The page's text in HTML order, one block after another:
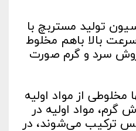
تولید مستربچ با
بالا باهم مخلوط
سرد و گرم صورت
از مواد اولیه
مواد اولیه در
ترکیب می‌شوند، در